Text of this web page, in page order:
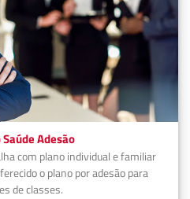
Adesão
com plano individual e familiar
o plano por adesão para
de classes.